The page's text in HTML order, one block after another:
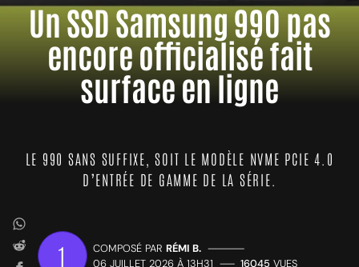
Un SSD Samsung 990 pas
encore officialisé fait
surface en ligne
LE 990 SANS SUFFIXE, SOIT LE MODÈLE NVME PCIE 4.0
D’ENTRÉE DE GAMME DE LA SÉRIE.
1 COMPOSÉ PAR RÉMI B. —————
06 JUILLET 2026 À 13H31 —— 16045 VUES